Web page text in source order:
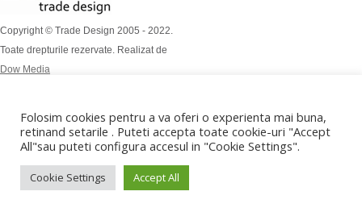
Copyright © Trade Design 2005 - 2022.
Toate drepturile rezervate. Realizat de
Dow Media
Mob: 0732 / 970 192
office@tradedesign.ro ,
vanzari@tradedesign.ro
Folosim cookies pentru a va oferi o experienta mai buna,
retinand setarile . Puteti accepta toate cookie-uri "Accept
All"sau puteti configura accesul in "Cookie Settings".
Cookie Settings Accept All